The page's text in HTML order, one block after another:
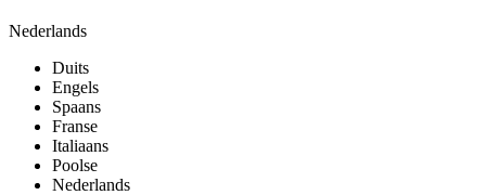
Nederlands
Duits
Engels
Spaans
Franse
Italiaans
Poolse
Nederlands